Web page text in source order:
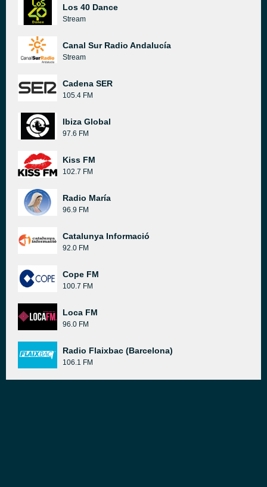
Los 40 Dance
Stream
Canal Sur Radio Andalucía
Stream
Cadena SER
105.4 FM
Ibiza Global
97.6 FM
Kiss FM
102.7 FM
Radio María
96.9 FM
Catalunya Informació
92.0 FM
Cope FM
100.7 FM
Loca FM
96.0 FM
Radio Flaixbac (Barcelona)
106.1 FM